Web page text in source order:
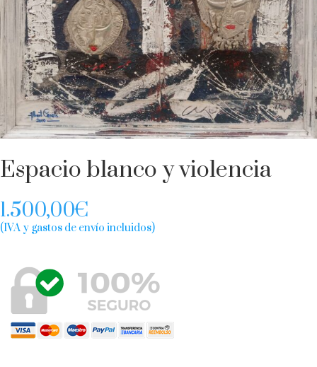
Espacio blanco y violencia
1.500,00€
(IVA y gastos de envío incluidos)